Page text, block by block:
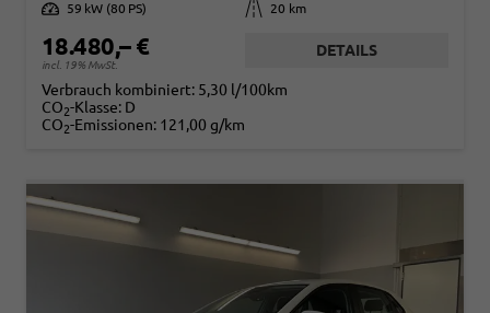
Leistung
59 kW (80 PS) Kilometerstand 20 km
18.480,– €
incl. 19% MwSt.
DETAILS
Verbrauch kombiniert: 5,30 l/100km
CO2-Klasse: D
CO2-Emissionen: 121,00 g/km